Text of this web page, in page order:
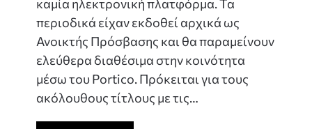
καμία ηλεκτρονική πλατφόρμα. Τα
περιοδικά είχαν εκδοθεί αρχικά ως
Ανοικτής Πρόσβασης και θα παραμείνουν
ελεύθερα διαθέσιμα στην κοινότητα
μέσω του Portico. Πρόκειται για τους
ακόλουθους τίτλους με τις…